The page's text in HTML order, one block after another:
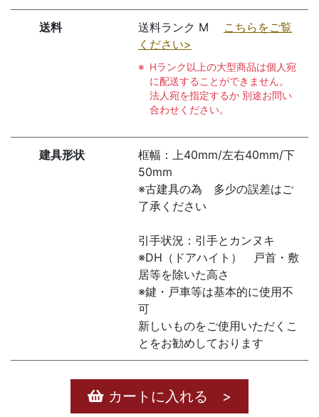
送料 送料ランク M こちらをご覧
ください>
Hランク以上の大型商品は個人宛
に配送することができません。
法人宛を指定するか 別途お問い
合わせください。
建具形状
框幅：上40mm/左右40mm/下
50mm
※古建具の為 多少の誤差はご
了承ください
引手状況：引手とカンヌキ
※DH（ドアハイト） 戸首・敷
居等を除いた高さ
※鍵・戸車等は基本的に使用不
可
新しいものをご使用いただくこ
とをお勧めしております
カートに入れる >